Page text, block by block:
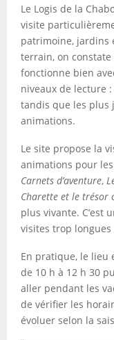
Le Logis de la
visite
patrimoine, jardins
terrain, on
fonctionne bien
niveaux de lecture
tandis que les plus
animations.
Le site propose la
animations pour
Carnets d’aventure,
Charette et le trésor
plus vivante. C’est
visites trop
En pratique, le lieu
de 10 h à 12 h 30
aller pendant les
de vérifier les
évoluer selon la